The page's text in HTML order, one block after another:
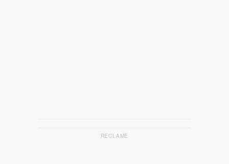
RECLAME